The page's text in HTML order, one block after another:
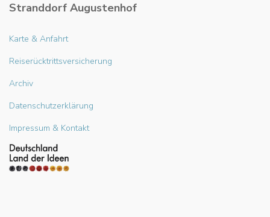
Stranddorf Augustenhof
Karte & Anfahrt
Reiserücktrittsversicherung
Archiv
Datenschutzerklärung
Impressum & Kontakt